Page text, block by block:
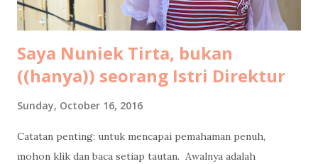
Saya Nuniek Tirta, bukan
((hanya)) seorang Istri Direktur
Sunday, October 16, 2016
Catatan penting: untuk mencapai pemahaman penuh,
mohon klik dan baca setiap tautan. Awalnya adalah